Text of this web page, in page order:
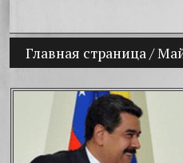
Главная страница/
(Español) Mi hijo Vladimir